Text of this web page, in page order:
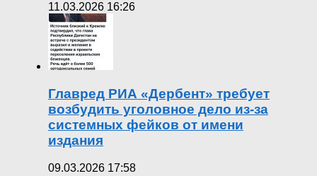
11.03.2026 16:26
Главред РИА «Дербент» требует
возбудить уголовное дело из-за
системных фейков от имени
издания
09.03.2026 17:58